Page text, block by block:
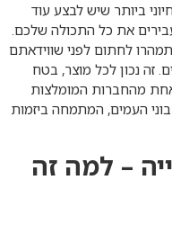
ביותר שיש לבצע עוד
את כל התכולה שלכם.
לחתום לפני שווידאתם
זה נכון לכל מוצר, בטח
מהחברות המומלצות
העמים, המתמחה ביזמות
– למה זה